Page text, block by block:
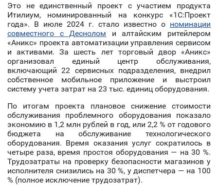
Это не единственный проект с участием продукта
Итилиум, номинированный на конкурс «1С:Проект
года». В июле 2024 г. стало известно о номинации
совместного с Деснолом и алтайским ритейлером
«Аникс» проекта автоматизации управления сервисом
и активами. За шесть лет торговый двор «Аникс»
организовал единый центр обслуживания,
включающий 22 сервисных подразделения, внедрил
собственное мобильное приложение и выстроил
систему учета затрат на 23 тыс. единиц оборудования.
По итогам проекта плановое снижение стоимости
обслуживания проблемного оборудования показало
экономию в 1,2 млн рублей в год, или 2,2 % от годового
бюджета на обслуживание технологического
оборудования. Время оказания услуг сократилось в
четыре раза, время простоя оборудования — на 30 %.
Трудозатраты на проверку безопасности магазинов у
исполнителя снизились на 30 %, у диспетчера — на 100
% (полное исключение трудозатрат).